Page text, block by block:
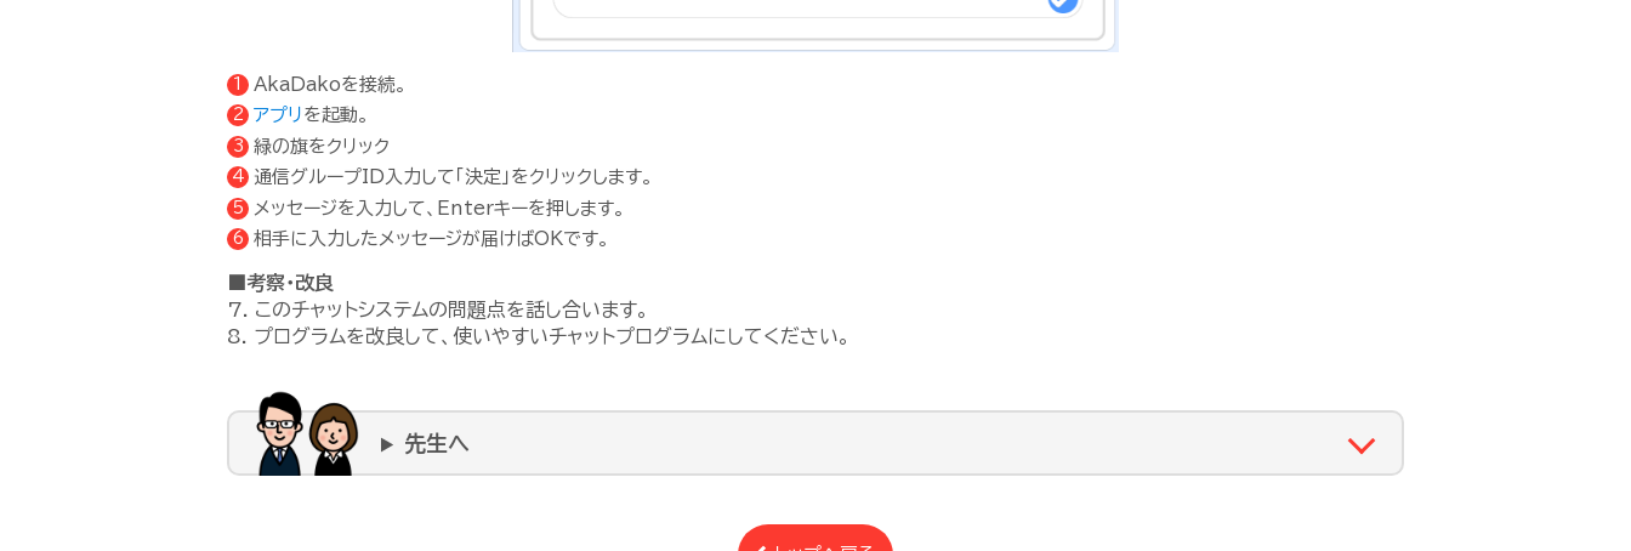
AkaDakoを接続。
アプリ を起動。
緑の旗をクリック
通信グループID入力して「決定」をクリックします。
メッセージを入力して、Enterキーを押します。
相手に入力したメッセージが届けばOKです。
■考察・改良
7. このチャットシステムの問題点を話し合います。
8. プログラムを改良して、使いやすいチャットプログラムにしてください。
先生へ